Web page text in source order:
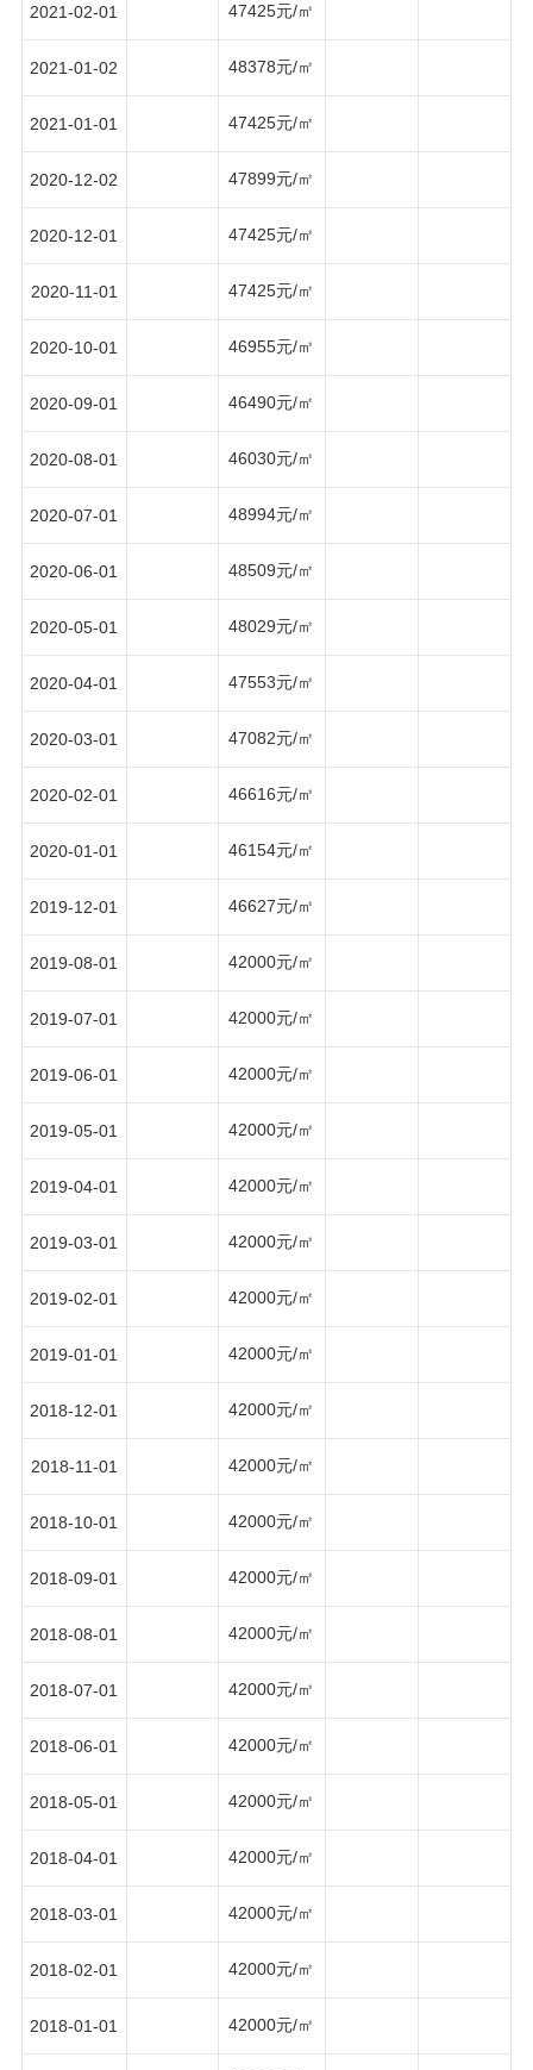
2021-02-01 47425元/㎡
2021-01-02 48378元/㎡
2021-01-01 47425元/㎡
2020-12-02 47899元/㎡
2020-12-01 47425元/㎡
2020-11-01 47425元/㎡
2020-10-01 46955元/㎡
2020-09-01 46490元/㎡
2020-08-01 46030元/㎡
2020-07-01 48994元/㎡
2020-06-01 48509元/㎡
2020-05-01 48029元/㎡
2020-04-01 47553元/㎡
2020-03-01 47082元/㎡
2020-02-01 46616元/㎡
2020-01-01 46154元/㎡
2019-12-01 46627元/㎡
2019-08-01 42000元/㎡
2019-07-01 42000元/㎡
2019-06-01 42000元/㎡
2019-05-01 42000元/㎡
2019-04-01 42000元/㎡
2019-03-01 42000元/㎡
2019-02-01 42000元/㎡
2019-01-01 42000元/㎡
2018-12-01 42000元/㎡
2018-11-01 42000元/㎡
2018-10-01 42000元/㎡
2018-09-01 42000元/㎡
2018-08-01 42000元/㎡
2018-07-01 42000元/㎡
2018-06-01 42000元/㎡
2018-05-01 42000元/㎡
2018-04-01 42000元/㎡
2018-03-01 42000元/㎡
2018-02-01 42000元/㎡
2018-01-01 42000元/㎡